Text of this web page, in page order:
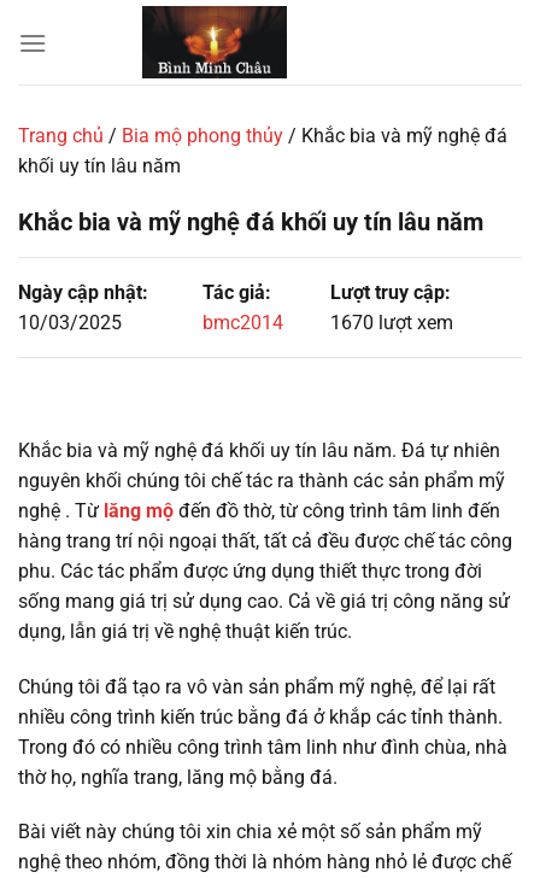
đến
Trang chủ / Bia mộ phong thủy / Khắc bia và mỹ nghệ đá
khối uy tín lâu năm
Khắc bia và mỹ nghệ đá khối uy tín lâu năm
Ngày cập nhật:
10/03/2025
Tác giả:
bmc2014
Lượt truy cập:
1670 lượt xem
Khắc bia và mỹ nghệ đá khối uy tín lâu năm. Đá tự nhiên
nguyên khối chúng tôi chế tác ra thành các sản phẩm mỹ
nghệ . Từ lăng mộ đến đồ thờ, từ công trình tâm linh đến
hàng trang trí nội ngoại thất, tất cả đều được chế tác công
phu. Các tác phẩm được ứng dụng thiết thực trong đời
sống mang giá trị sử dụng cao. Cả về giá trị công năng sử
dụng, lẫn giá trị về nghệ thuật kiến trúc.
Chúng tôi đã tạo ra vô vàn sản phẩm mỹ nghệ, để lại rất
nhiều công trình kiến trúc bằng đá ở khắp các tỉnh thành.
Trong đó có nhiều công trình tâm linh như đình chùa, nhà
thờ họ, nghĩa trang, lăng mộ bằng đá.
Bài viết này chúng tôi xin chia xẻ một số sản phẩm mỹ
nghệ theo nhóm, đồng thời là nhóm hàng nhỏ lẻ được chế